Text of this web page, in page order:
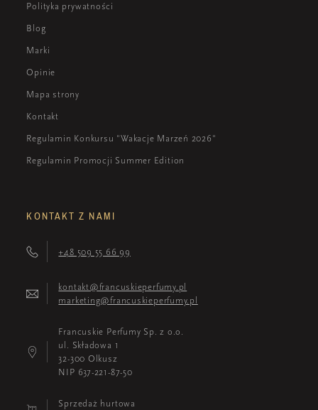
Polityka prywatności
Blog
Marki
Opinie
Mapa strony
Kontakt
Regulamin Konkursu "Wakacje Marzeń 2026"
Regulamin Promocji Summer Edition
KONTAKT Z NAMI
+48 509 55 66 99
kontakt@francuskieperfumy.pl
marketing@francuskieperfumy.pl
Francuskie Perfumy Sp. z o.o.
ul. Składowa 1
32-300 Olkusz
NIP 637-221-87-50
Sprzedaż hurtowa